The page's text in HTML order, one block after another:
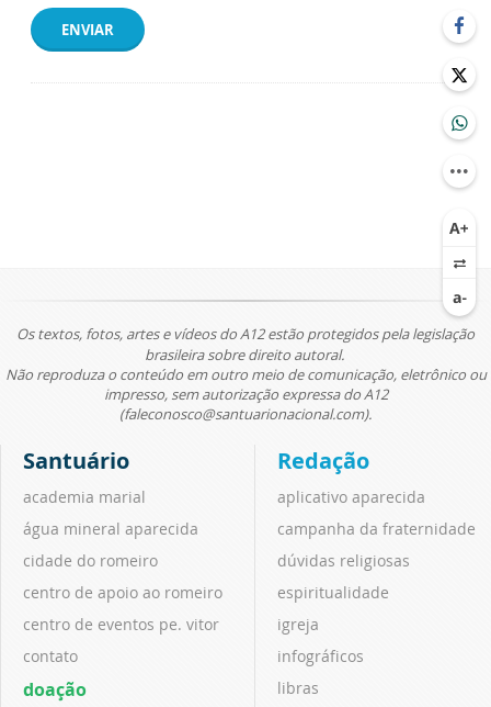
ENVIAR
Os textos, fotos, artes e vídeos do A12 estão protegidos pela legislação
brasileira sobre direito autoral.
Não reproduza o conteúdo em outro meio de comunicação, eletrônico ou
impresso, sem autorização expressa do A12
(faleconosco@santuarionacional.com).
Santuário
academia marial
água mineral aparecida
cidade do romeiro
centro de apoio ao romeiro
centro de eventos pe. vitor
contato
doação
Redação
aplicativo aparecida
campanha da fraternidade
dúvidas religiosas
espiritualidade
igreja
infográficos
libras